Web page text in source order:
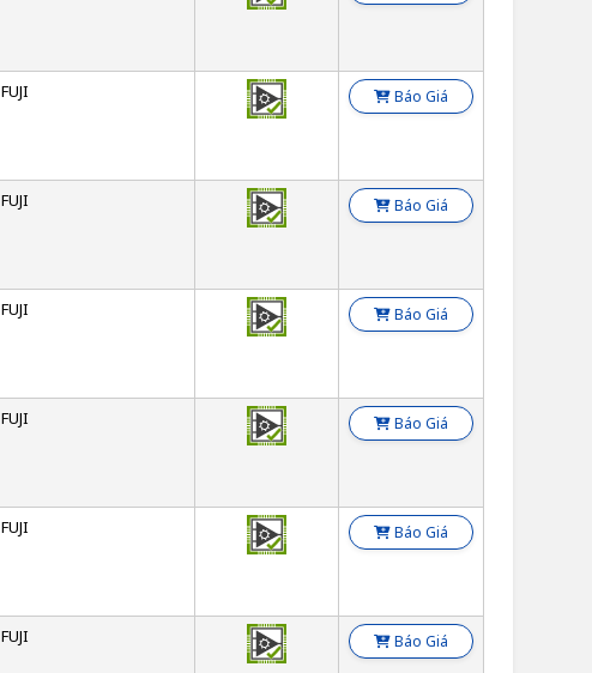
FUJI Báo Giá
FUJI Báo Giá
FUJI Báo Giá
FUJI Báo Giá
FUJI Báo Giá
FUJI Báo Giá